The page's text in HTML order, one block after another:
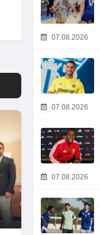
07.08.2026
07.08.2026
07.08.2026